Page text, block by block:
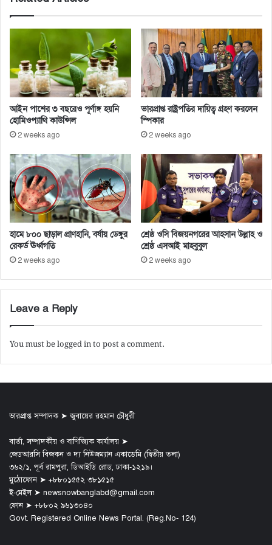
সা
লে
চৌ
রী
মা
মু
ন
আইন পাশের ৩ বছরেও পূর্ণাঙ্গ হয়নি
হোমিওপ্যাথি কাউন্সিল
2 weeks ago
ভারপ্রাপ্ত রাষ্ট্রপতির দায়িত্ব গ্রহণ করলেন
স্পিকার
2 weeks ago
হামে ৮০০ ছাড়াল প্রাণহানি, বর্ষায় ডেঙ্গুর
রেকর্ড ঊর্ধ্বগতি
2 weeks ago
শ্রেষ্ঠ ওসি বিজয়নগরের আহসান উল্লাহ ও
শ্রেষ্ঠ এসআই মাহবুবুল
2 weeks ago
Leave a Reply
You must belogged into post a comment.
ভারপ্রাপ্ত সম্পাদক ➤ জুবায়ের রহমান চৌধুরী
বার্তা, সম্পাদকীয় ও বাণিজ্যিক কার্যালয় ➤
জেডআরসি বিজকন ও দ্য নিউজম্যান একাডেমি (দ্বিতীয় তলা)
৩৬২/১, পূর্ব রামপুরা, ডিআইডি রোড, ঢাকা-১২১৯।
মুঠোফোন ➤ +৮৮০১৫৫২ ৩৮১৫১৫
ই-মেইল ➤ newsnowbanglabd@gmail.com
ফোন ➤ +৮৮০২ ৯৬১৩০৪০
Govt. Registered Online News Portal. (Reg.No- 124)